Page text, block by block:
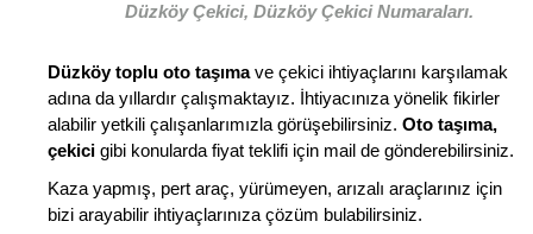
Düzköy Çekici, Düzköy Çekici Numaraları.
Düzköy toplu oto taşımave çekici ihtiyaçlarını karşılamak
adına da yıllardır çalışmaktayız. İhtiyacınıza yönelik fikirler
alabilir yetkili çalışanlarımızla görüşebilirsiniz. Oto taşıma,
çekici gibi konularda fiyat teklifi için mail de gönderebilirsiniz.
Kaza yapmış, pert araç, yürümeyen, arızalı araçlarınız için
bizi arayabilir ihtiyaçlarınıza çözüm bulabilirsiniz.